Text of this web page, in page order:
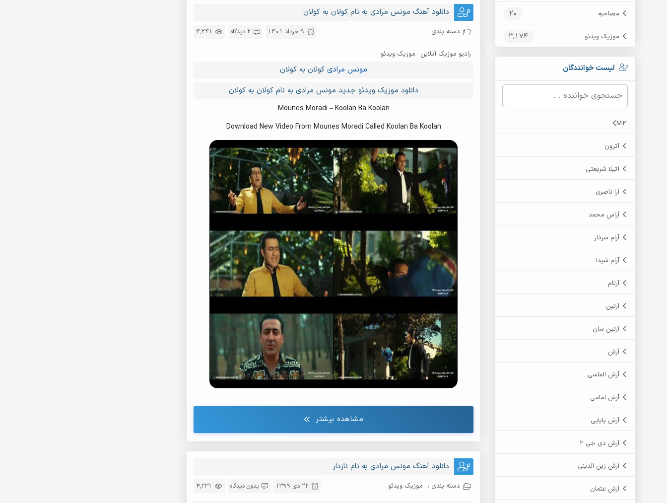
مصاحبه 20
موزیک ویدئو 3,174
لیست خوانندگان
M2
آترون
آتیلا شریعتی
آرا ناصری
آراس محمد
آرام سردار
آرام شیدا
آرتام
آرتین
آرتین سان
آرش
آرش الماسی
آرش امامی
آرش پایایی
آرش دی جی 2
آرش زین الدینی
آرش عثمان
دانلود آهنگ مونس مرادی به نام کولان به کولان
دسته بندی :
رادیو موزیک آنلاین موزیک ویدئو
4,241 2 دیدگاه 9 خرداد 1401
مونس مرادی کولان به کولان
دانلود موزیک ویدئو جدید مونس مرادی به نام کولان به کولان
Mounes Moradi – Koolan Ba Koolan
Download New Video From Mounes Moradi Called Koolan Ba Koolan
مشاهده بیشتر
دانلود آهنگ مونس مرادی به نام نازدار
دسته بندی : موزیک ویدئو 4,231 بدون دیدگاه 22 دی 1399